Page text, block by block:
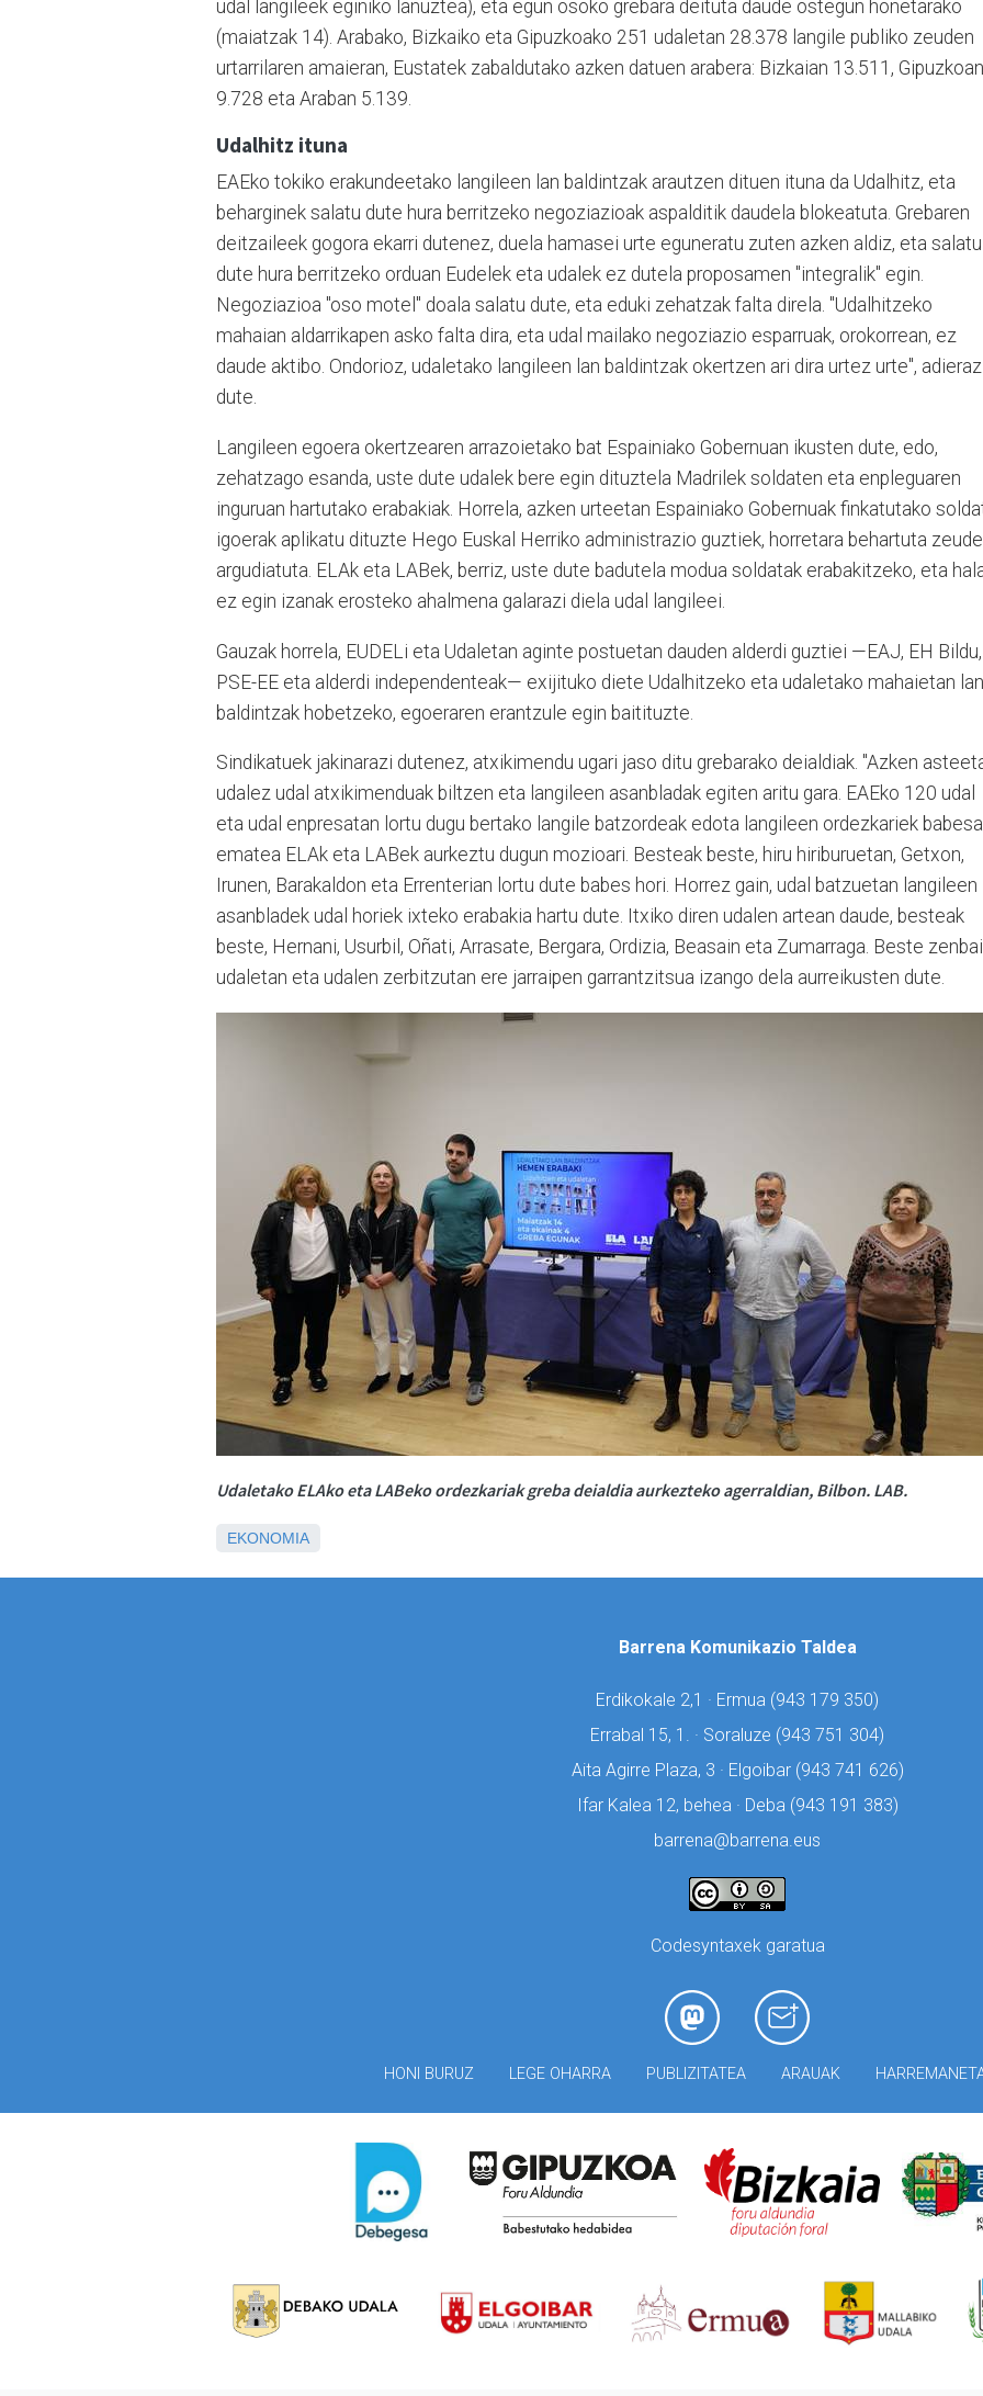
udal langileek eginiko lanuztea), eta egun osoko grebara deituta daude ostegun honetarako
(maiatzak 14). Arabako, Bizkaiko eta Gipuzkoako 251 udaletan 28.378 langile publiko zeuden
urtarrilaren amaieran, Eustatek zabaldutako azken datuen arabera: Bizkaian 13.511, Gipuzkoan
9.728 eta Araban 5.139.
Udalhitz ituna
EAEko tokiko erakundeetako langileen lan baldintzak arautzen dituen ituna da Udalhitz, eta
beharginek salatu dute hura berritzeko negoziazioak aspalditik daudela blokeatuta. Grebaren
deitzaileek gogora ekarri dutenez, duela hamasei urte eguneratu zuten azken aldiz, eta salatu
dute hura berritzeko orduan Eudelek eta udalek ez dutela proposamen "integralik" egin.
Negoziazioa "oso motel" doala salatu dute, eta eduki zehatzak falta direla. "Udalhitzeko
mahaian aldarrikapen asko falta dira, eta udal mailako negoziazio esparruak, orokorrean, ez
daude aktibo. Ondorioz, udaletako langileen lan baldintzak okertzen ari dira urtez urte",
dute.
Langileen egoera okertzearen arrazoietako bat Espainiako Gobernuan ikusten dute, edo,
zehatzago esanda, uste dute udalek bere egin dituztela Madrilek soldaten eta enpleguaren
inguruan hartutako erabakiak. Horrela, azken urteetan Espainiako Gobernuak finkatutako
igoerak aplikatu dituzte Hego Euskal Herriko administrazio guztiek, horretara behartuta
argudiatuta. ELAk eta LABek, berriz, uste dute badutela modua soldatak erabakitzeko, eta
ez egin izanak erosteko ahalmena galarazi diela udal langileei.
Gauzak horrela, EUDELi eta Udaletan aginte postuetan dauden alderdi guztiei —EAJ, EH Bildu,
PSE-EE eta alderdi independenteak— exijituko diete Udalhitzeko eta udaletako mahaietan lan
baldintzak hobetzeko, egoeraren erantzule egin baitituzte.
Sindikatuek jakinarazi dutenez, atxikimendu ugari jaso ditu grebarako deialdiak. "Azken
udalez udal atxikimenduak biltzen eta langileen asanbladak egiten aritu gara. EAEko 120 udal
eta udal enpresatan lortu dugu bertako langile batzordeak edota langileen ordezkariek babesa
ematea ELAk eta LABek aurkeztu dugun mozioari. Besteak beste, hiru hiriburuetan, Getxon,
Irunen, Barakaldon eta Errenterian lortu dute babes hori. Horrez gain, udal batzuetan langileen
asanbladek udal horiek ixteko erabakia hartu dute. Itxiko diren udalen artean daude, besteak
beste, Hernani, Usurbil, Oñati, Arrasate, Bergara, Ordizia, Beasain eta Zumarraga. Beste
udaletan eta udalen zerbitzutan ere jarraipen garrantzitsua izango dela aurreikusten dute.
Udaletako ELAko eta LABeko ordezkariak greba deialdia aurkezteko agerraldian, Bilbon. LAB.
EKONOMIA
Barrena Komunikazio Taldea
Erdikokale 2,1 · Ermua (943 179 350)
Errabal 15, 1. · Soraluze (943 751 304)
Aita Agirre Plaza, 3 · Elgoibar (943 741 626)
Ifar Kalea 12, behea · Deba (943 191 383)
barrena@barrena.eus
Codesyntaxek garatua
HONI BURUZ LEGE OHARRA PUBLIZITATEA ARAUAK